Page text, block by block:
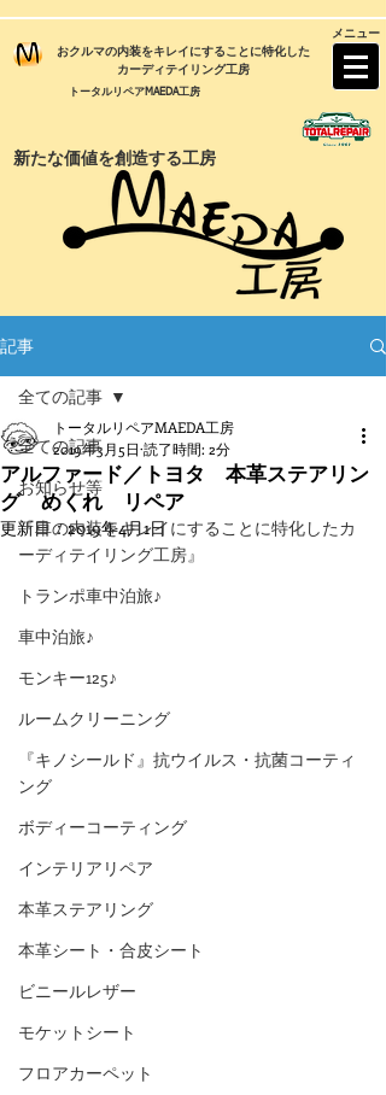
メニュー
おクルマの内装をキレイにすることに特化した
カーディテイリング工房
トータルリペアMAEDA工房
新たな価値を創造する工房
記事
全ての記事
お知らせ等
『車の内装をキレイにすることに特化したカ
ーディテイリング工房』
トランポ車中泊旅♪
車中泊旅♪
モンキー125♪
ルームクリーニング
『キノシールド』抗ウイルス・抗菌コーティ
ング
ボディーコーティング
インテリアリペア
本革ステアリング
本革シート・合皮シート
ビニールレザー
モケットシート
フロアカーペット
全ての記事
アルファード／トヨタ 本革ステアリン
グ めくれ リペア
トータルリペアMAEDA工房
2019年3月5日 読了時間: 2分
更新日：2019年4月1日